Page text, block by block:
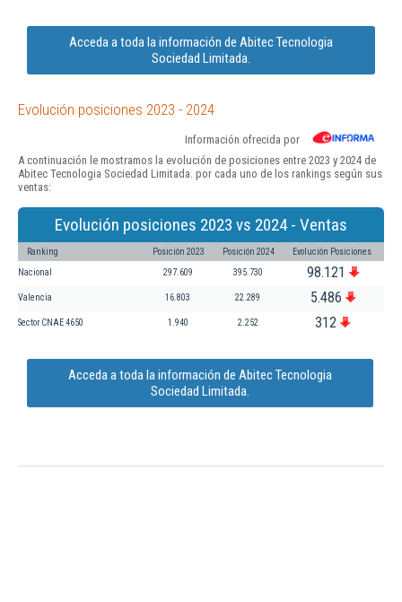
Acceda a toda la información de Abitec Tecnologia
Sociedad Limitada.
Evolución posiciones 2023 - 2024
Información ofrecida por
A continuación le mostramos la evolución de posiciones entre 2023 y 2024 de
Abitec Tecnologia Sociedad Limitada. por cada uno de los rankings según sus
ventas:
Evolución posiciones 2023 vs 2024 - Ventas
Ranking Posición 2023 Posición 2024 Evolución Posiciones
Nacional 297.609 395.730 98.121
Valencia 16.803 22.289 5.486
Sector CNAE 4650 1.940 2.252 312
Acceda a toda la información de Abitec Tecnologia
Sociedad Limitada.